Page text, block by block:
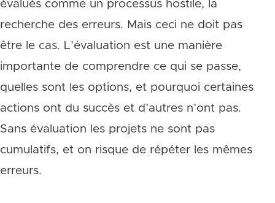
évalués comme un processus hostile, la
recherche des erreurs. Mais ceci ne doit pas
être le cas. L’évaluation est une manière
importante de comprendre ce qui se passe,
quelles sont les options, et pourquoi certaines
actions ont du succès et d’autres n’ont pas.
Sans évaluation les projets ne sont pas
cumulatifs, et on risque de répéter les mêmes
erreurs.